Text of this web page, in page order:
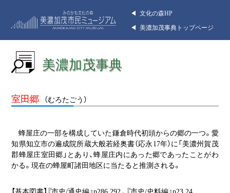
◀︎ 文化の森HP
◀︎ 美濃加茂事典トップページ
美濃加茂事典
室田郷 （むろたごう）
蜂屋庄の一部を構成していた鎌倉時代初頭からの郷の一つ。愛
知県知立市の遍成院所蔵大般若経奥書（応永17年）に「美濃州賀茂
郡蜂屋庄室田郷」とあり、蜂屋庄内にあった郷であったことがわ
かる。現在の蜂屋町諸田地区に当たると推測される。